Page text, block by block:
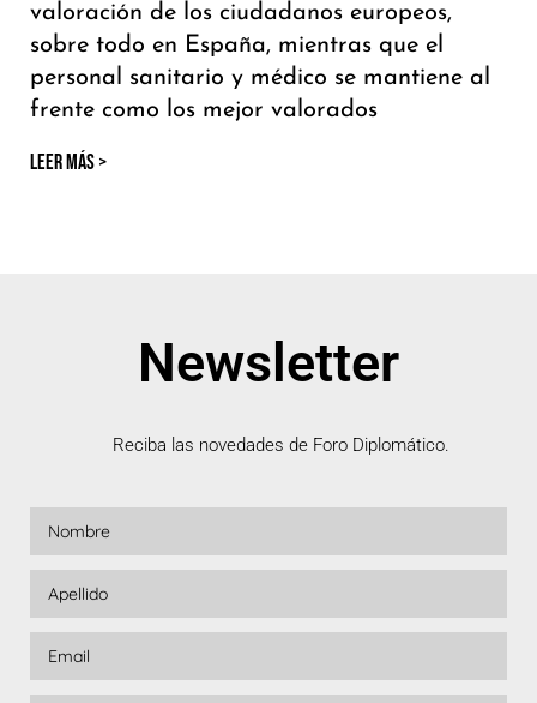
valoración de los ciudadanos europeos,
sobre todo en España, mientras que el
personal sanitario y médico se mantiene al
frente como los mejor valorados
LEER MÁS >
Newsletter
Reciba las novedades de Foro Diplomático.